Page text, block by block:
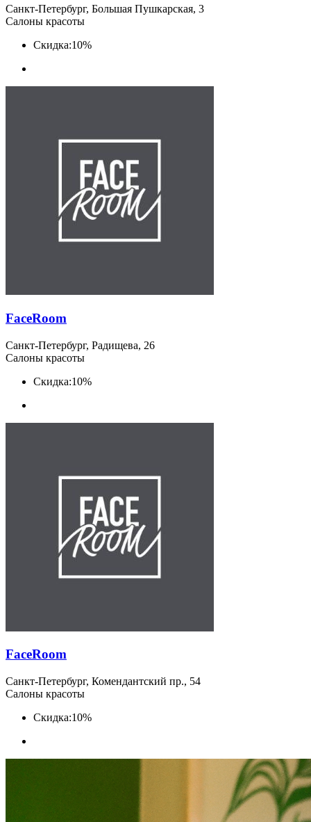
Санкт-Петербург, Большая Пушкарская, 3
Салоны красоты
Скидка:10%
FaceRoom
Санкт-Петербург, Радищева, 26
Салоны красоты
Скидка:10%
FaceRoom
Санкт-Петербург, Комендантский пр., 54
Салоны красоты
Скидка:10%